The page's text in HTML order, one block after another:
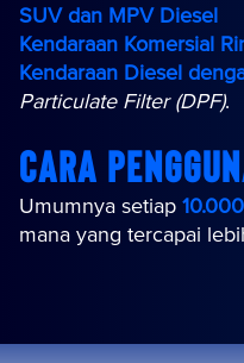
SUV dan MPV Diesel
Kendaraan Komersial
Kendaraan Diesel
Particulate Filter (DPF).
Cara
Umumnya setiap
mana yang tercapai